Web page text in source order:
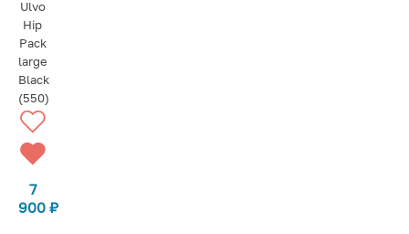
Ulvo
Hip
Pack
large
Black
(550)
7
900 ₽